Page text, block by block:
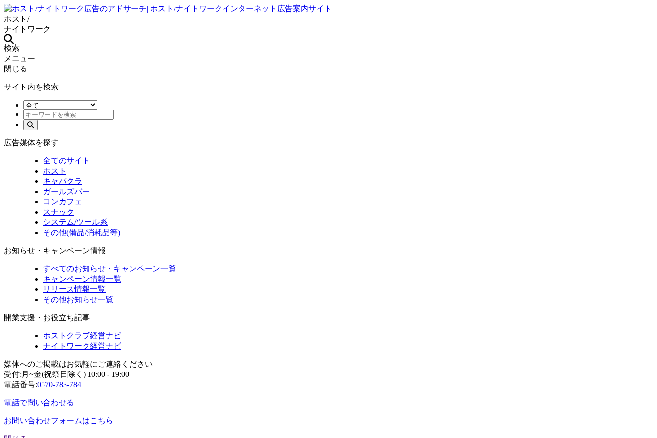
ホスト/
ナイトワーク
検索
メニュー
閉じる
サイト内を検索
広告媒体を探す
全てのサイト
ホスト
キャバクラ
ガールズバー
コンカフェ
スナック
システム/ツール系
その他(備品/消耗品等)
お知らせ・キャンペーン情報
すべてのお知らせ・キャンペーン一覧
キャンペーン情報一覧
リリース情報一覧
その他お知らせ一覧
開業支援・お役立ち記事
ホストクラブ経営ナビ
ナイトワーク経営ナビ
媒体へのご掲載はお気軽にご連絡ください
受付:月~金(祝祭日除く) 10:00 - 19:00
電話番号:0570-783-784
電話で問い合わせる
お問い合わせフォームはこちら